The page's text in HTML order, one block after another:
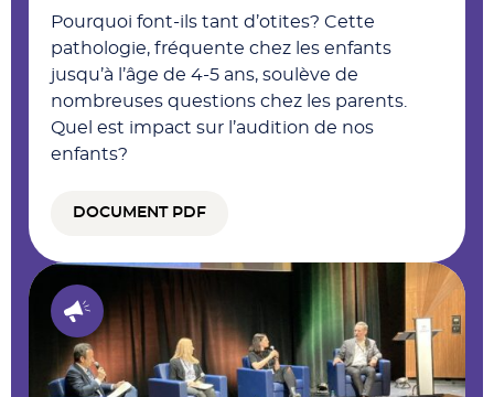
Pourquoi font-ils tant d’otites? Cette
pathologie, fréquente chez les enfants
jusqu’à l’âge de 4-5 ans, soulève de
nombreuses questions chez les parents.
Quel est impact sur l’audition de nos
enfants?
DOCUMENT PDF